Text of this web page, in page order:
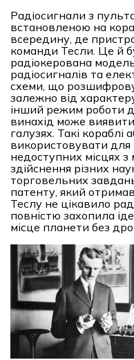
Радіосигнали з
встановленою на
всередину, де
команди Тесли. Це й
радіокерована
радіосигналів та
схеми, що
залежно від
інший режим роботи
винахід може
галузях. Такі
використовувати для
недоступних місцях
здійснення різних
торговельних
патенту, який
Теслу не цікавило
повністю захопила
місце планети без